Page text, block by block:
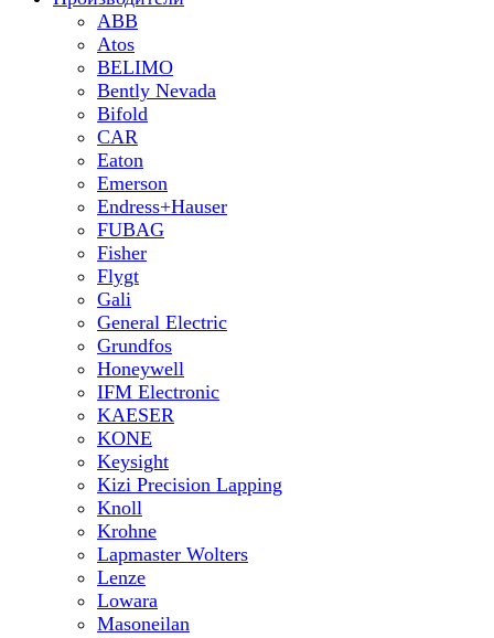
ABB
Atos
BELIMO
Bently Nevada
Bifold
CAR
Eaton
Emerson
Endress+Hauser
FUBAG
Fisher
Flygt
Gali
General Electric
Grundfos
Honeywell
IFM Electronic
KAESER
KONE
Keysight
Kizi Precision Lapping
Knoll
Krohne
Lapmaster Wolters
Lenze
Lowara
Masoneilan